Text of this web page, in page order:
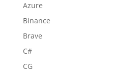
Azure
Binance
Brave
C#
CG